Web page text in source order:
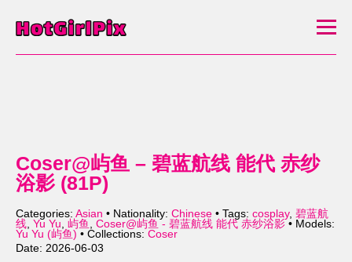
Coser@屿鱼 – 碧蓝航线 能代 赤纱
浴影 (81P)
Categories: Asian • Nationality: Chinese • Tags: cosplay, 碧蓝航
线, Yu Yu, 屿鱼 , Coser@屿鱼 - 碧蓝航线 能代 赤纱浴影 • Models:
Yu Yu (屿鱼) • Collections: Coser
Date: 2026-06-03